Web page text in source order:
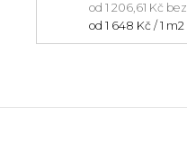
od 1 206,61 Kč
Měrná
od 1 648 Kč / 1 m2